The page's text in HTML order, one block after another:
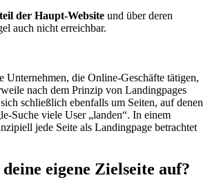
der Haupt-Website und über deren
auch nicht erreichbar.
Unternehmen, die Online-Geschäfte tätigen,
nach dem Prinzip von Landingpages
schließlich ebenfalls um Seiten, auf denen
Suche viele User „landen“. In einem
jede Seite als Landingpage betrachtet
deine eigene Zielseite auf?